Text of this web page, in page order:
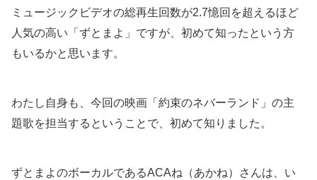
ミュージックビデオの総再生回数が2.7憶回を超えるほど
人気の高い「ずとまよ」ですが、初めて知ったという方
もいるかと思います。
わたし自身も、今回の映画「約束のネバーランド」の主
題歌を担当するということで、初めて知りました。
ずとまよのボーカルであるACAね（あかね）さんは、い